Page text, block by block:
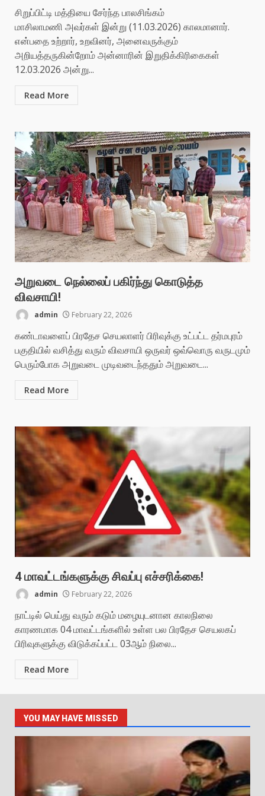
சிறுப்பிட்டி மத்தியை சேர்ந்த பாலசிங்கம்
மாசிலாமணி அவர்கள் இன்று (11.03.2026) காலமானார்.
என்பதை உற்றார், உறவினர், அனைவருக்கும்
அறியத்தருகின்றோம் அன்னாரின் இறுதிக்கிரிகைகள்
12.03.2026 அன்று...
Read More
அறுவடை நெல்லைப் பகிர்ந்து கொடுத்த
விவசாயி!
admin February 22, 2026
கண்டாவளைப் பிரதேச செயலாளர் பிரிவுக்கு உட்பட்ட தர்மபுரம்
பகுதியில் வசித்து வரும் விவசாயி ஒருவர் ஒவ்வொரு வருடமும்
பெரும்போக அறுவடை முடிவடைந்ததும் அறுவடை...
Read More
4 மாவட்டங்களுக்கு சிவப்பு எச்சரிக்கை!
admin February 22, 2026
நாட்டில் பெய்து வரும் கடும் மழையுடனான காலநிலை
காரணமாக 04 மாவட்டங்களில் உள்ள பல பிரதேச செயலகப்
பிரிவுகளுக்கு விடுக்கப்பட்ட 03ஆம் நிலை...
Read More
YOU MAY HAVE MISSED